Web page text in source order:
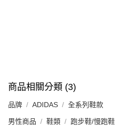
商品相關分類 (3)
品牌 ADIDAS 全系列鞋款
男性商品 鞋類 跑步鞋/慢跑鞋